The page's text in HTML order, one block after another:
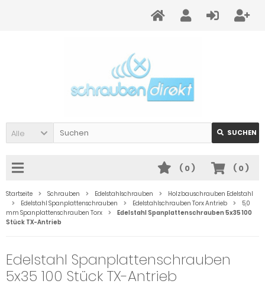
Alle SUCHEN
( 0)
( 0)
Startseite Schrauben Edelstahlschrauben
Holzbauschrauben Edelstahl
Edelstahl Spanplattenschrauben
Edelstahlschrauben Torx Antrieb
5,0
mm Spanplattenschrauben Torx
Edelstahl Spanplattenschrauben 5x35 100
Stück TX-Antrieb
Edelstahl Spanplattenschrauben
5x35 100 Stück TX-Antrieb